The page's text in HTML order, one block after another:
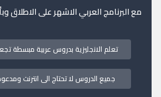
مع البرنامج العربي الاشهر على الاطلاق وبأكثر من 10
تعلم الانجليزية بدروس عربية مبسطة
جميع الدروس لا تحتاج الى انترنت